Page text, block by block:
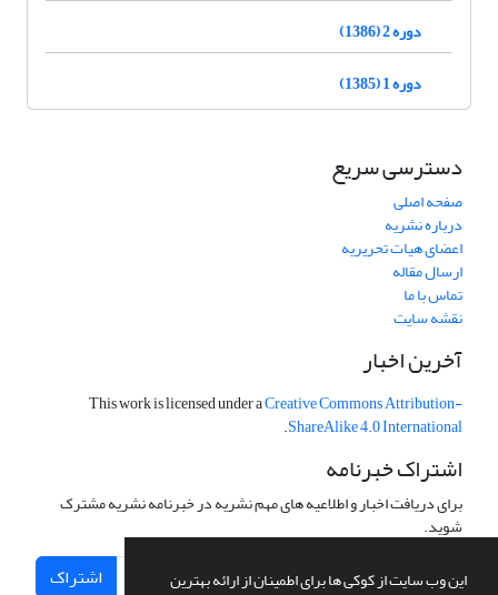
این وب سایت از کوکی ها برای اطمینان از ارائه بهترین
دوره 2 (1386)
دوره 1 (1385)
دسترسی سریع
صفحه اصلی
درباره نشریه
اعضای هیات تحریریه
ارسال مقاله
تماس با ما
نقشه سایت
آخرین اخبار
This work is licensed under aCreative Commons Attribution-
ShareAlike 4.0 International
.
اشتراک خبرنامه
برای دریافت اخبار و اطلاعیه های مهم نشریه در خبرنامه نشریه مشترک
شوید.
اشتراک